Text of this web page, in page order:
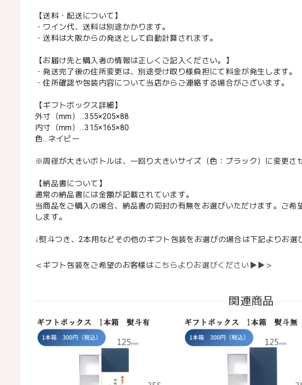
【送料・配送について】
・ワイン代、送料は別途かかります。
・送料は大阪からの発送として自動計算されます。
【お届け先と購入者の情報は正しくご記入ください。】
・発送完了後の住所変更は、別途受け取り様負担にて料金が発生します。
・住所確認や包装内容について当店からご連絡する場合がございます。
【ギフトボックス詳細】
外寸（mm）…355×205×88
内寸（mm）…315×165×80
色…ネイビー
※周径が大きいボトルは、一回り大きいサイズ（色：ブラック）に変更さ
【納品書について】
通常の納品書には金額が記載されています。
当商品をご購入の場合、納品書の同封の有無をお選びいただけます。ご
します。
↓熨斗つき、2本用などその他のギフト包装をお選びの場合は下記よりお選
＜ギフト包装をご希望のお客様はこちらよりお選びください▶▶＞
関連商品